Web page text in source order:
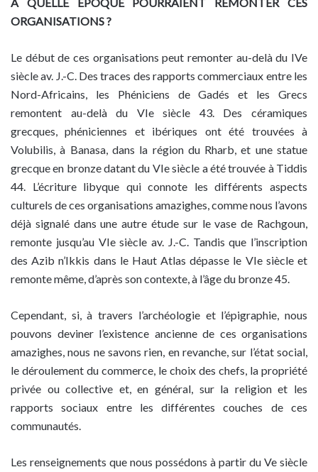
ORGANISATIONS ?
Le début de ces organisations peut remonter au-delà du IVe
siècle av. J.-C. Des traces des rapports commerciaux entre les
Nord-Africains, les Phéniciens de Gadés et les Grecs
remontent au-delà du VIe siècle 43. Des céramiques
grecques, phéniciennes et ibériques ont été trouvées à
Volubilis, à Banasa, dans la région du Rharb, et une statue
grecque en bronze datant du VIe siècle a été trouvée à Tiddis
44. L’écriture libyque qui connote les différents aspects
culturels de ces organisations amazighes, comme nous l’avons
déjà signalé dans une autre étude sur le vase de Rachgoun,
remonte jusqu’au VIe siècle av. J.-C. Tandis que l’inscription
des Azib n’Ikkis dans le Haut Atlas dépasse le VIe siècle et
remonte même, d’après son contexte, à l’âge du bronze 45.
Cependant, si, à travers l’archéologie et l’épigraphie, nous
pouvons deviner l’existence ancienne de ces organisations
amazighes, nous ne savons rien, en revanche, sur l’état social,
le déroulement du commerce, le choix des chefs, la propriété
privée ou collective et, en général, sur la religion et les
rapports sociaux entre les différentes couches de ces
communautés.
Les renseignements que nous possédons à partir du Ve siècle